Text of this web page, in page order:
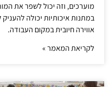
מוערכים, וזה יכול לשפר את
במתנות איכותיות יכולה
אווירה חיובית במקום העבודה.
לקריאת המאמר »